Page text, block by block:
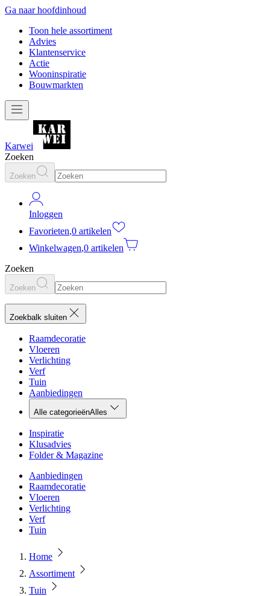
Ga naar hoofdinhoud
Toon hele assortiment
Advies
Klantenservice
Actie
Wooninspiratie
Bouwmarkten
Karwei
Zoeken
Zoeken
Inloggen
Favorieten,0 artikelen
Winkelwagen,0 artikelen
Zoeken
Zoeken
Zoekbalk sluiten
Raamdecoratie
Vloeren
Verlichting
Verf
Tuin
Aanbiedingen
Alle categorieënAlles
Inspiratie
Klusadvies
Folder & Magazine
Aanbiedingen
Raamdecoratie
Vloeren
Verlichting
Verf
Tuin
Home
Assortiment
Tuin